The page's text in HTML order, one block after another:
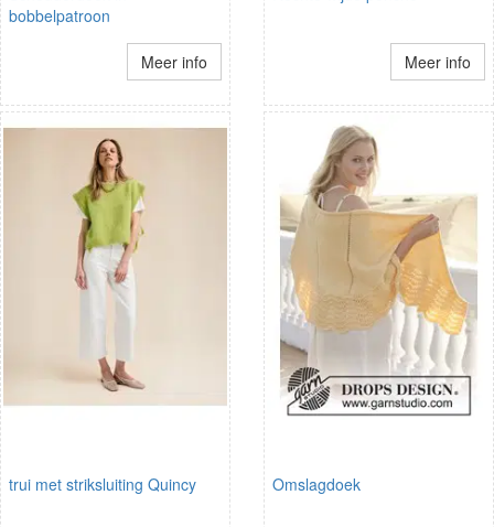
bobbelpatroon
Meer info Meer info
trui met striksluiting Quincy Omslagdoek